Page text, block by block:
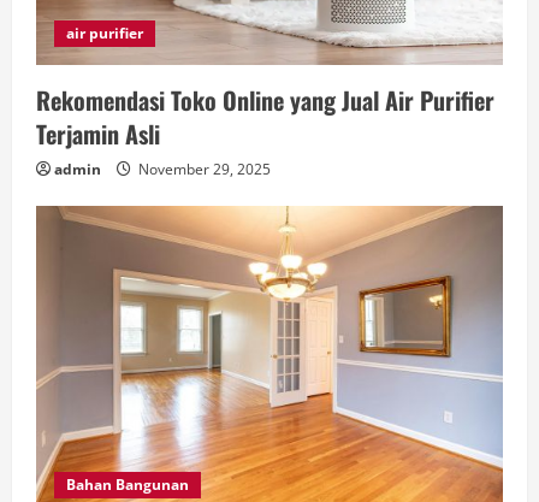
air purifier
Rekomendasi Toko Online yang Jual Air Purifier
Terjamin Asli
admin November 29, 2025
Bahan Bangunan